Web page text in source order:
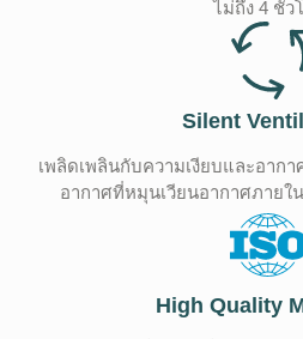
ไม่ถึง 4 ชั่ว
Silent
เพลิดเพลินกับความเงียบและอาก
อากาศที่หมุนเวียนอากาศภายใ
High Quality